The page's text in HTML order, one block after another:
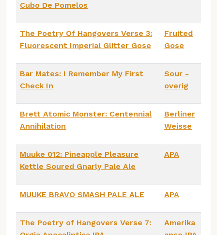
Cubo De Pomelos
The Poetry Of Hangovers Verse 3:
Fluorescent Imperial Glitter Gose
Fruited
Gose
Bar Mates: I Remember My First
Check In
Sour -
overig
Brett Atomic Monster: Centennial
Annihilation
Berliner
Weisse
Muuke 012: Pineapple Pleasure
Kettle Soured Gnarly Pale Ale
APA
MUUKE BRAVO SMASH PALE ALE APA
The Poetry of Hangovers Verse 7:
Amerika